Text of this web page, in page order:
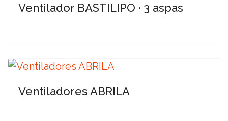
Ventilador BASTILIPO · 3 aspas
Ventiladores ABRILA